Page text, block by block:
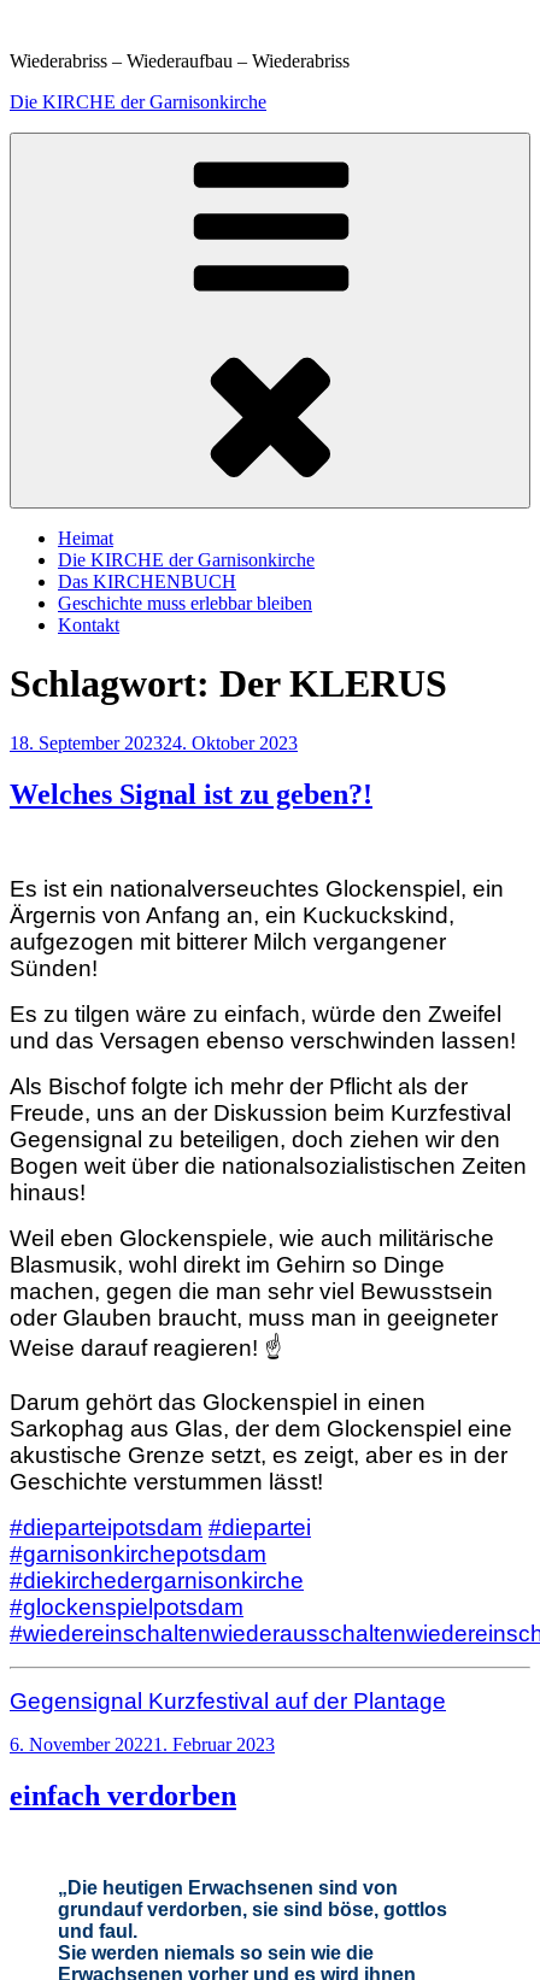
Inhalt
Wiederabriss – Wiederaufbau – Wiederabriss
Die KIRCHE der Garnisonkirche
Heimat
Die KIRCHE der Garnisonkirche
Das KIRCHENBUCH
Geschichte muss erlebbar bleiben
Kontakt
Schlagwort: Der KLERUS
Veröffentlicht
18. September 202324. Oktober 2023
Welches Signal ist zu geben?!
Es ist ein nationalverseuchtes Glockenspiel, ein
Ärgernis von Anfang an, ein Kuckuckskind,
aufgezogen mit bitterer Milch vergangener
Sünden!
Es zu tilgen wäre zu einfach, würde den Zweifel
und das Versagen ebenso verschwinden lassen!
Als Bischof folgte ich mehr der Pflicht als der
Freude, uns an der Diskussion beim Kurzfestival
Gegensignal zu beteiligen, doch ziehen wir den
Bogen weit über die nationalsozialistischen Zeiten
hinaus!
Weil eben Glockenspiele, wie auch militärische
Blasmusik, wohl direkt im Gehirn so Dinge
machen, gegen die man sehr viel Bewusstsein
oder Glauben braucht, muss man in geeigneter
Weise darauf reagieren! ☝️
Darum gehört das Glockenspiel in einen
Sarkophag aus Glas, der dem Glockenspiel eine
akustische Grenze setzt, es zeigt, aber es in der
Geschichte verstummen lässt!
#dieparteipotsdam #diepartei
#garnisonkirchepotsdam
#diekirchedergarnisonkirche
#glockenspielpotsdam
Gegensignal Kurzfestival auf der Plantage
Veröffentlicht
6. November 20221. Februar 2023
einfach verdorben
„Die heutigen Erwachsenen sind von
grundauf verdorben, sie sind böse, gottlos
und faul.
Sie werden niemals so sein wie die
Erwachsenen vorher und es wird ihnen